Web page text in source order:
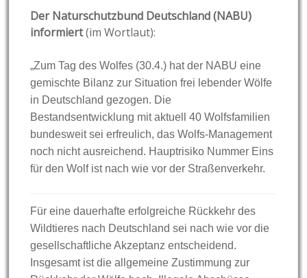
Der Naturschutzbund Deutschland (NABU)
informiert(im Wortlaut):
„Zum Tag des Wolfes (30.4.) hat der NABU eine
gemischte Bilanz zur Situation frei lebender Wölfe
in Deutschland gezogen. Die
Bestandsentwicklung mit aktuell 40 Wolfsfamilien
bundesweit sei erfreulich, das Wolfs-Management
noch nicht ausreichend. Hauptrisiko Nummer Eins
für den Wolf ist nach wie vor der Straßenverkehr.
Für eine dauerhafte erfolgreiche Rückkehr des
Wildtieres nach Deutschland sei nach wie vor die
gesellschaftliche Akzeptanz entscheidend.
Insgesamt ist die allgemeine Zustimmung zur